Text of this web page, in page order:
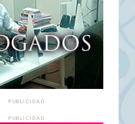
PUBLICIDAD
PUBLICIDAD